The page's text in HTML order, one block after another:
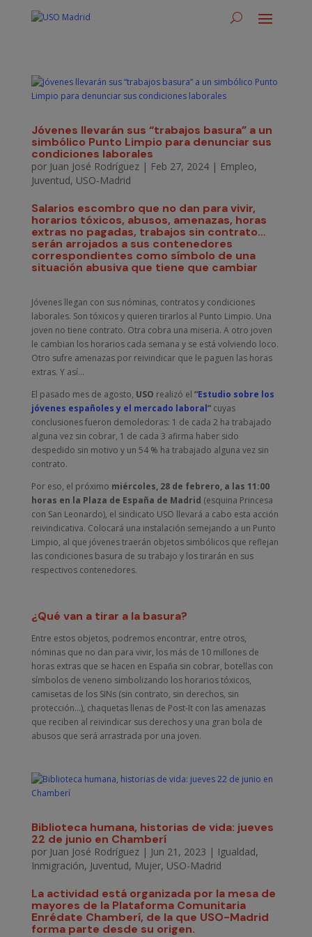
Jóvenes llevarán sus “trabajos basura” a un
simbólico Punto Limpio para denunciar sus
condiciones laborales
por Juan José Rodríguez| Feb 27, 2024| Empleo,
Juventud, USO-Madrid
Salarios escombro que no dan para vivir,
horarios tóxicos, abusos, amenazas, horas
extras no pagadas, trabajos sin contrato…
serán arrojados a sus contenedores
correspondientes como símbolo de una
situación abusiva que tiene que cambiar
Jóvenes llegan con sus nóminas, contratos y condiciones
laborales. Son tóxicos y quieren tirarlos al Punto Limpio. Una
joven no tiene contrato. Otra cobra una miseria. A otro joven
le cambian los horarios cada semana y se está volviendo loco.
Otro sufre amenazas por reivindicar que le paguen las horas
extras. Y así…
El pasado mes de agosto, USO realizó el “Estudio sobre los
jóvenes españoles y el mercado laboral”cuyas
conclusiones fueron demoledoras: 1 de cada 2 ha trabajado
alguna vez sin cobrar, 1 de cada 3 afirma haber sido
despedido sin motivo y un 54 % ha trabajado alguna vez sin
contrato.
Por eso, el próximo miércoles, 28 de febrero, a las 11:00
horas en la Plaza de España de Madrid (esquina Princesa
con San Leonardo), el sindicato USO llevará a cabo esta acción
reivindicativa. Colocará una instalación semejando a un Punto
Limpio, al que jóvenes traerán objetos simbólicos que reflejan
las condiciones basura de su trabajo y los tirarán en sus
respectivos contenedores.
¿Qué van a tirar a la basura?
Entre estos objetos, podremos encontrar, entre otros,
nóminas que no dan para vivir, los más de 10 millones de
horas extras que se hacen en España sin cobrar, botellas con
símbolos de veneno simbolizando los horarios tóxicos,
camisetas de los SINs (sin contrato, sin derechos, sin
protección…), chaquetas llenas de Post-It con las amenazas
que reciben al reivindicar sus derechos y una gran bola de
abusos que será arrastrada por una joven.
Biblioteca humana, historias de vida: jueves
22 de junio en Chamberí
por Juan José Rodríguez| Jun 21, 2023 | Igualdad,
Inmigración, Juventud, Mujer, USO-Madrid
La actividad está organizada por la mesa de
mayores de la Plataforma Comunitaria
Enrédate Chamberí, de la que USO-Madrid
forma parte desde su origen.